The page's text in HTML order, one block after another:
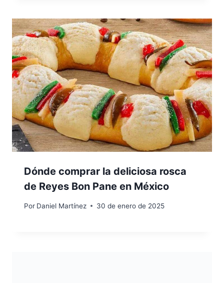
Dónde comprar la deliciosa rosca
de Reyes Bon Pane en México
Por Daniel Martínez 30 de enero de 2025